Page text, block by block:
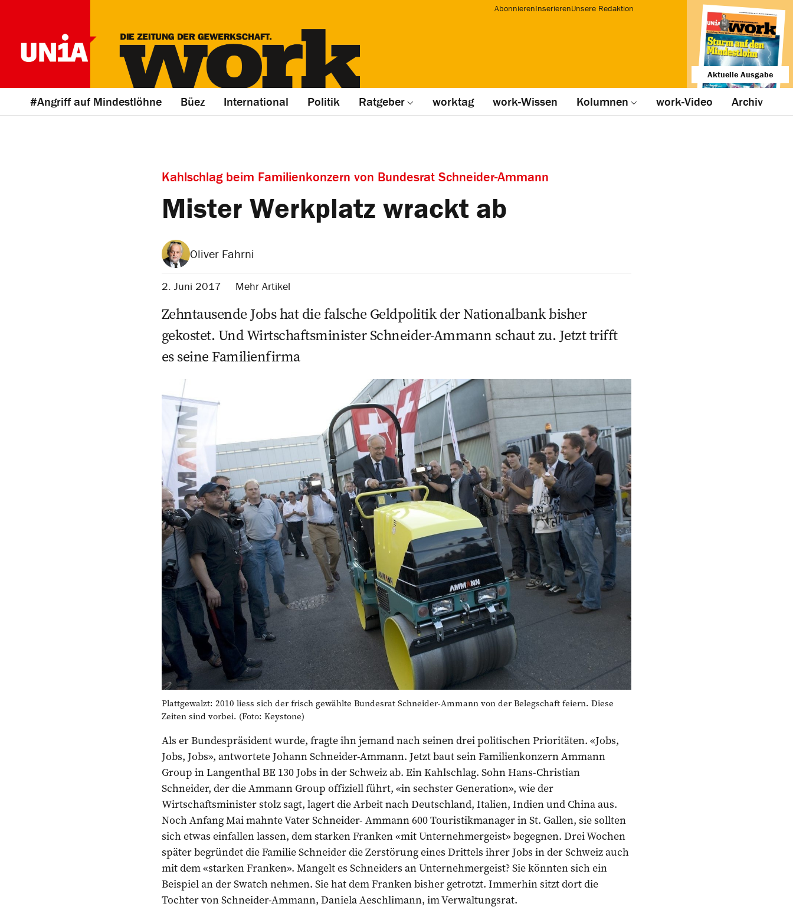
AbonnierenInserierenUnsere Redaktion
Aktuelle Ausgabe
#Angriff auf Mindestlöhne Büez International Politik Ratgeber worktag work-Wissen Kolumnen work-Video Archiv
Kahlschlag beim Familienkonzern von Bundesrat Schneider-Ammann
Mister Werkplatz wrackt ab
Oliver Fahrni
2. Juni 2017 Mehr Artikel
Zehntausende Jobs hat die falsche Geldpolitik der Nationalbank bisher
gekostet. Und Wirtschaftsminister Schneider-Ammann schaut zu. Jetzt trifft
es seine Familienfirma
Plattgewalzt: 2010 liess sich der frisch gewählte Bundesrat Schneider-Ammann von der Belegschaft feiern. Diese
Zeiten sind vorbei. (Foto: Keystone)
Als er Bundespräsident wurde, fragte ihn jemand nach seinen drei politischen Prioritäten. «Jobs,
Jobs, Jobs», antwortete Johann Schneider-Ammann. Jetzt baut sein Familienkonzern Ammann
Group in Langenthal BE 130 Jobs in der Schweiz ab. Ein Kahlschlag. Sohn Hans-Christian
Schneider, der die Ammann Group offiziell führt, «in sechster Generation», wie der
Wirtschaftsminister stolz sagt, lagert die Arbeit nach Deutschland, Italien, Indien und China aus.
Noch Anfang Mai mahnte Vater Schneider- Ammann 600 Touristikmanager in St. Gallen, sie sollten
sich etwas einfallen lassen, dem starken Franken «mit Unternehmergeist» begegnen. Drei Wochen
später begründet die Familie Schneider die Zerstörung eines Drittels ihrer Jobs in der Schweiz auch
mit dem «starken Franken». Mangelt es Schneiders an Unternehmergeist? Sie könnten sich ein
Beispiel an der Swatch nehmen. Sie hat dem Franken bisher getrotzt. Immerhin sitzt dort die
Tochter von Schneider-Ammann, Daniela Aeschlimann, im Verwaltungsrat.